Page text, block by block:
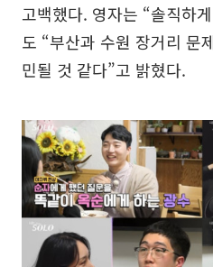
고백했다. 영자는 “솔직하
도 “부산과 수원 장거리 문
민될 것 같다”고 밝혔다.